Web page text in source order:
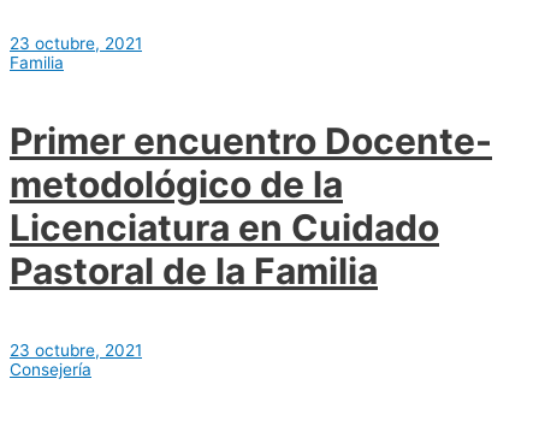
23 octubre, 2021
Familia
Primer encuentro Docente-
metodológico de la
Licenciatura en Cuidado
Pastoral de la Familia
23 octubre, 2021
Consejería